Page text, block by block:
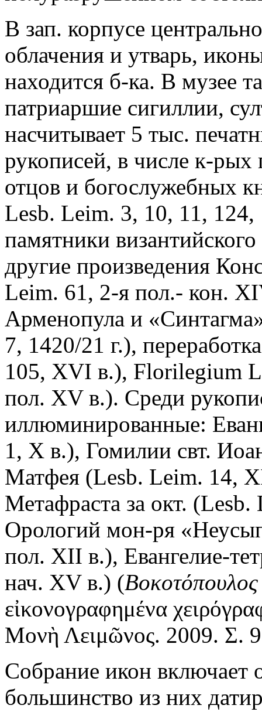
В зап. корпусе
облачения и утварь,
находится б-ка. В музее
патриаршие сигиллии,
насчитывает 5 тыс.
рукописей, в числе к-
отцов и богослужебных
Lesb. Leim. 3, 10, 11,
памятники
другие произведения
Leim. 61, 2-я пол.- кон.
Арменопула и
7, 1420/21 г.),
105, XVI в.), Florilegium
пол. XV в.). Среди
иллюминированные:
1, Х в.), Гомилии свт.
Матфея (Lesb. Leim. 14,
Метафраста за окт.
Орологий мон-ря
пол. XII в.), Евангелие-
нач. XV в.) (
εἰκονογραφημένα
Μονὴ Λειμῶνος. 2009. Σ.
Собрание икон включает
большинство из них